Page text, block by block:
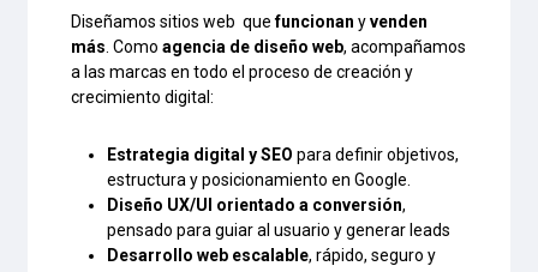
Diseñamos sitios web quefuncionan yvenden
más . Como agencia de diseño web, acompañamos
a las marcas en todo el proceso de creación y
crecimiento digital:
Estrategia digital y SEO para definir objetivos,
estructura y posicionamiento en Google.
Diseño UX/UI orientado a conversión,
pensado para guiar al usuario y generar leads
Desarrollo web escalable, rápido, seguro y